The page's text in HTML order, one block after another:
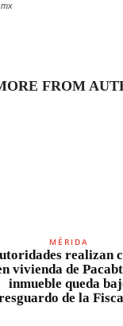
FROM
MÉRIDA
realizan
vivienda de
inmueble queda
de la